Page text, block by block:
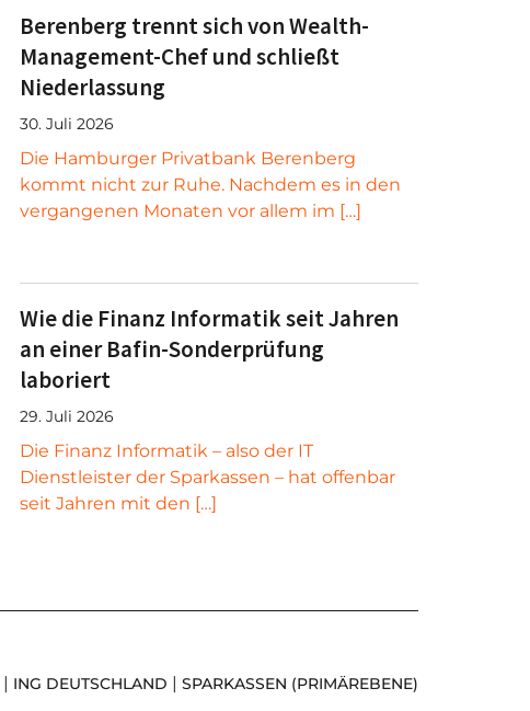
Berenberg trennt sich von Wealth-
Management-Chef und schließt
Niederlassung
30. Juli 2026
Die Hamburger Privatbank Berenberg
kommt nicht zur Ruhe. Nachdem es in den
vergangenen Monaten vor allem im […]
Wie die Finanz Informatik seit Jahren
an einer Bafin-Sonderprüfung
laboriert
29. Juli 2026
Die Finanz Informatik – also der IT
Dienstleister der Sparkassen – hat offenbar
seit Jahren mit den […]
| ING DEUTSCHLAND | SPARKASSEN (PRIMÄREBENE)